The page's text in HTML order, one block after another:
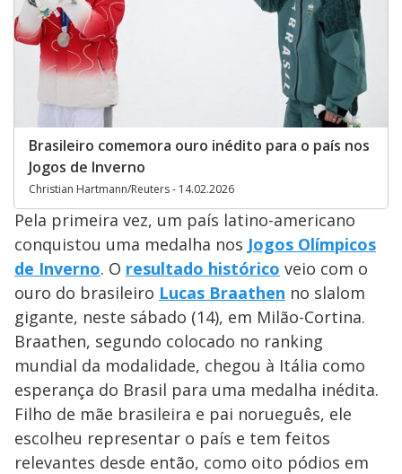
Brasileiro comemora ouro inédito para o país nos
Jogos de Inverno
Christian Hartmann/Reuters - 14.02.2026
Pela primeira vez, um país latino-americano
conquistou uma medalha nos Jogos Olímpicos
de Inverno. O resultado histórico veio com o
ouro do brasileiro Lucas Braathen no slalom
gigante, neste sábado (14), em Milão-Cortina.
Braathen, segundo colocado no ranking
mundial da modalidade, chegou à Itália como
esperança do Brasil para uma medalha inédita.
Filho de mãe brasileira e pai norueguês, ele
escolheu representar o país e tem feitos
relevantes desde então, como oito pódios em